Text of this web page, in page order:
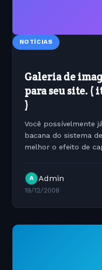
NOTÍCIAS
Galeria de
para seu site. (
)
Você possívelmente
bacana do sistema
melhor o efeito de
seu website ? e...
A Admin
19/12/2008